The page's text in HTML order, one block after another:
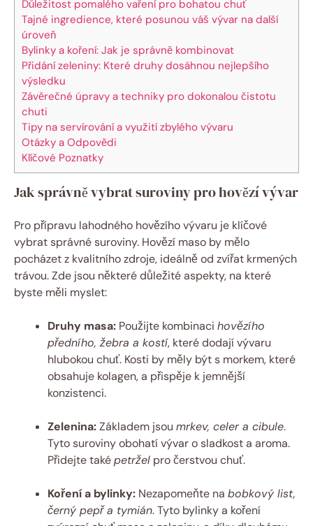
Důležitost pomalého vaření pro bohatou chuť
Tajné ingredience, které posunou váš vývar na další
úroveň
Bylinky a koření: Jak je správně kombinovat
Přidání zeleniny: Které druhy dosáhnou nejlepšího
výsledku
Závěrečné úpravy a techniky pro dokonalou čistotu
chuti
Tipy na servírování a využití zbylého vývaru
Otázky a Odpovědi
Klíčové Poznatky
Jak správně vybrat suroviny pro hovězí vývar
Pro přípravu lahodného hovězího vývaru je klíčové
vybrat správné suroviny. Hovězí maso by mělo
pocházet z kvalitního zdroje, ideálně od zvířat krmených
trávou. Zde jsou některé důležité aspekty, na které
byste měli myslet:
Druhy masa: Použijte kombinaci hovězího
předního, žebra a kostí, které dodají vývaru
hlubokou chuť. Kosti by měly být s morkem, které
obsahuje kolagen, a přispěje k jemnější
konzistenci.
Zelenina:Základem jsou mrkev, celer a cibule.
Tyto suroviny obohatí vývar o sladkost a aroma.
Přidejte taképetržel pro čerstvou chuť.
Koření a bylinky: Nezapomeňte na bobkový list,
černý pepř a tymián. Tyto bylinky a koření